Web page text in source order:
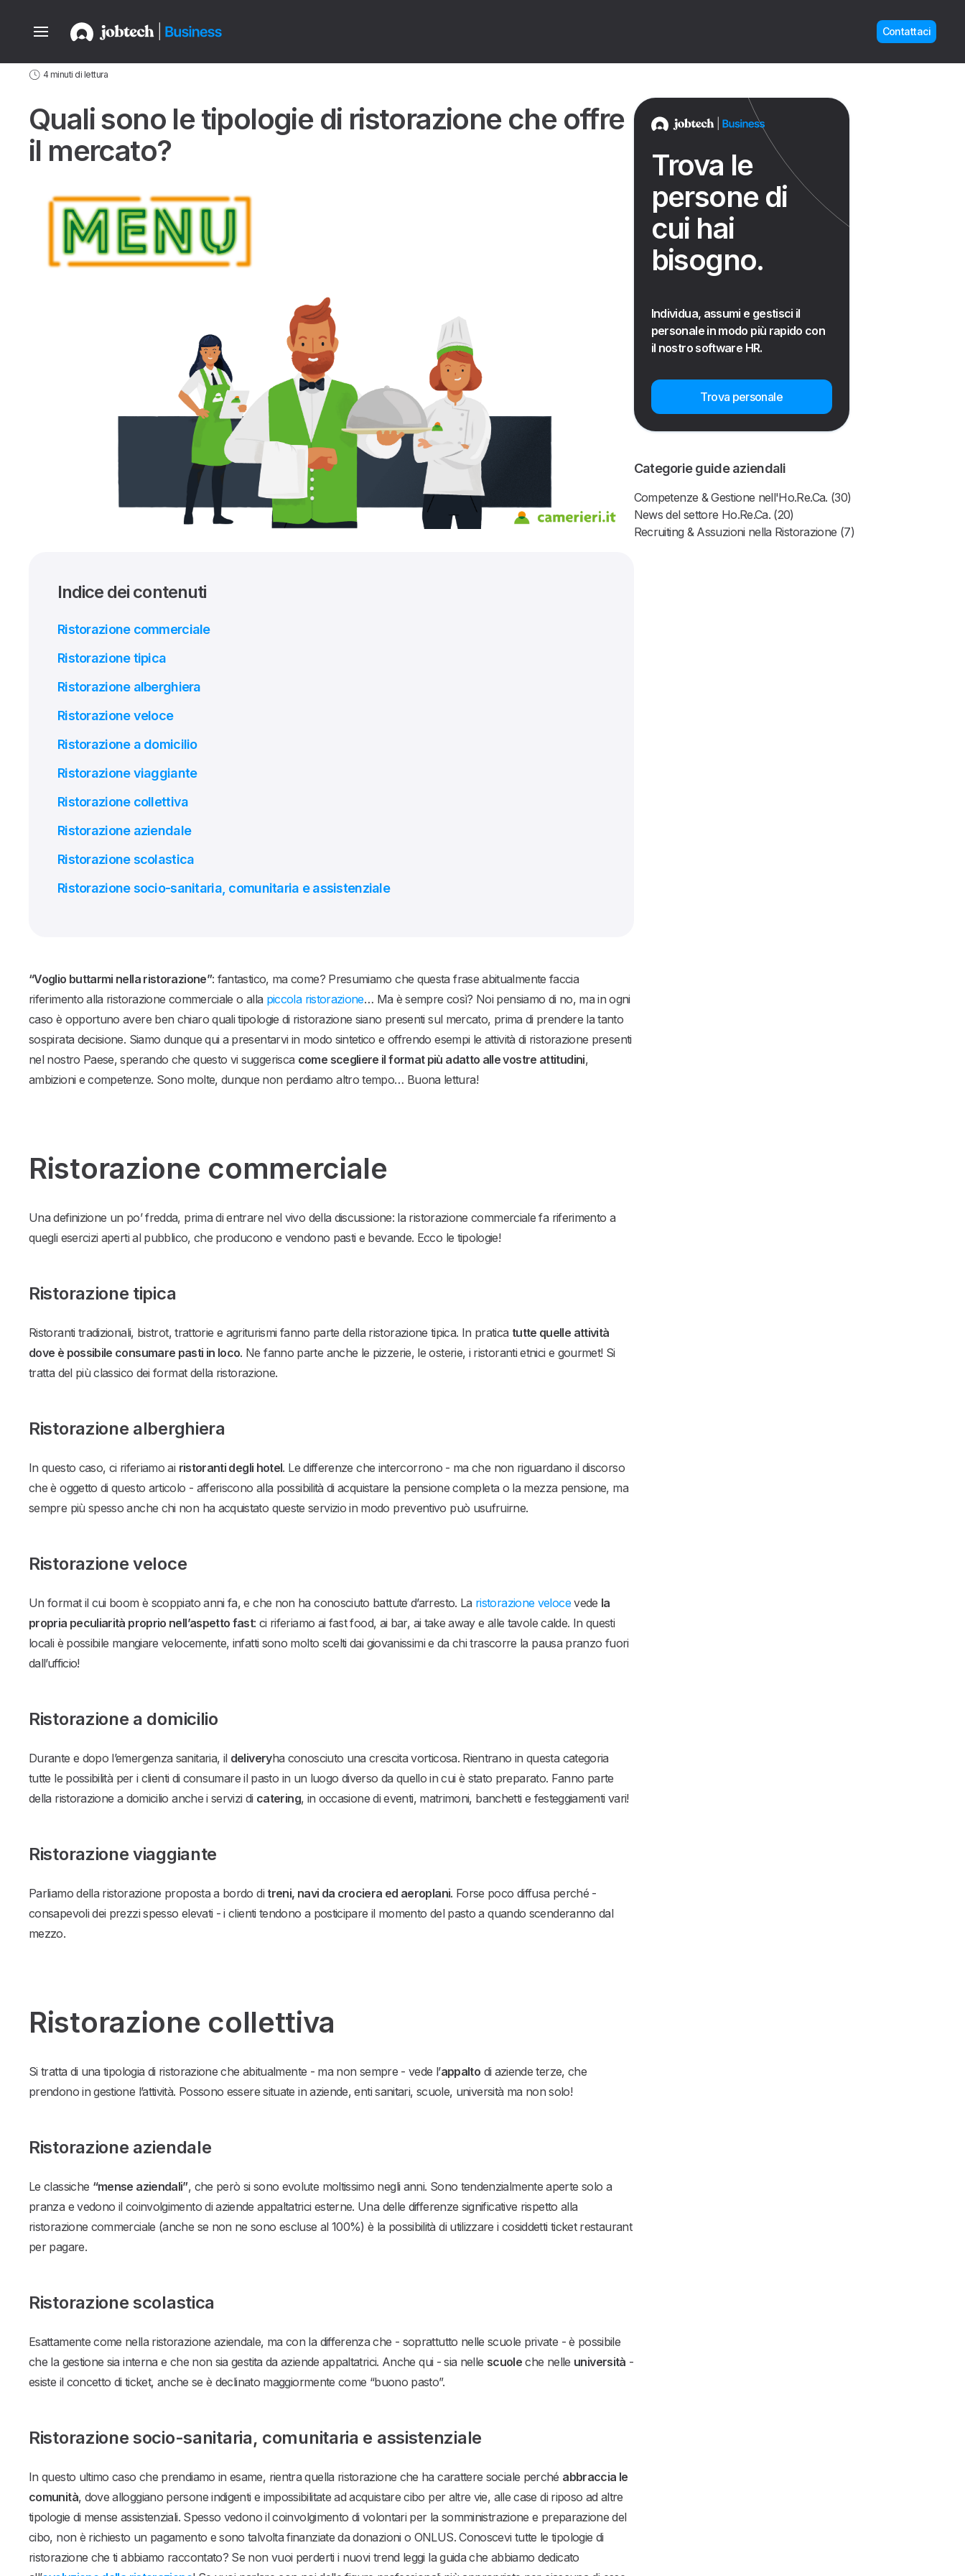
Contattaci
Home Aziende Guide News del settore Ho.Re.Ca.
4 minuti di lettura
Quali sono le tipologie di ristorazione che offre
il mercato?
Indice dei contenuti
Ristorazione commerciale
Ristorazione tipica
Ristorazione alberghiera
Ristorazione veloce
Ristorazione a domicilio
Ristorazione viaggiante
Ristorazione collettiva
Ristorazione aziendale
Ristorazione scolastica
Ristorazione socio-sanitaria, comunitaria e assistenziale
“Voglio buttarmi nella ristorazione”: fantastico, ma come? Presumiamo che questa frase abitualmente faccia
riferimento alla ristorazione commerciale o alla piccola ristorazione… Ma è sempre così? Noi pensiamo di no, ma in ogni
caso è opportuno avere ben chiaro quali tipologie di ristorazione siano presenti sul mercato, prima di prendere la tanto
sospirata decisione. Siamo dunque qui a presentarvi in modo sintetico e offrendo esempi le attività di ristorazione presenti
nel nostro Paese, sperando che questo vi suggerisca come scegliere il format più adatto alle vostre attitudini,
ambizioni e competenze. Sono molte, dunque non perdiamo altro tempo… Buona lettura!
Ristorazione commerciale
Una definizione un po’ fredda, prima di entrare nel vivo della discussione: la ristorazione commerciale fa riferimento a
quegli esercizi aperti al pubblico, che producono e vendono pasti e bevande. Ecco le tipologie!
Ristorazione tipica
Ristoranti tradizionali, bistrot, trattorie e agriturismi fanno parte della ristorazione tipica. In pratica tutte quelle attività
dove è possibile consumare pasti in loco. Ne fanno parte anche le pizzerie, le osterie, i ristoranti etnici e gourmet! Si
tratta del più classico dei format della ristorazione.
Ristorazione alberghiera
In questo caso, ci riferiamo ai ristoranti degli hotel. Le differenze che intercorrono - ma che non riguardano il discorso
che è oggetto di questo articolo - afferiscono alla possibilità di acquistare la pensione completa o la mezza pensione, ma
sempre più spesso anche chi non ha acquistato queste servizio in modo preventivo può usufruirne.
Ristorazione veloce
Un format il cui boom è scoppiato anni fa, e che non ha conosciuto battute d’arresto. La ristorazione velocevede la
propria peculiarità proprio nell’aspetto fast: ci riferiamo ai fast food, ai bar, ai take away e alle tavole calde. In questi
locali è possibile mangiare velocemente, infatti sono molto scelti dai giovanissimi e da chi trascorre la pausa pranzo fuori
dall’ufficio!
Ristorazione a domicilio
Durante e dopo l’emergenza sanitaria, il deliveryha conosciuto una crescita vorticosa. Rientrano in questa categoria
tutte le possibilità per i clienti di consumare il pasto in un luogo diverso da quello in cui è stato preparato. Fanno parte
della ristorazione a domicilio anche i servizi di catering, in occasione di eventi, matrimoni, banchetti e festeggiamenti vari!
Ristorazione viaggiante
Parliamo della ristorazione proposta a bordo di treni, navi da crociera ed aeroplani. Forse poco diffusa perché -
consapevoli dei prezzi spesso elevati - i clienti tendono a posticipare il momento del pasto a quando scenderanno dal
mezzo.
Ristorazione collettiva
Si tratta di una tipologia di ristorazione che abitualmente - ma non sempre - vede l’appalto di aziende terze, che
prendono in gestione l’attività. Possono essere situate in aziende, enti sanitari, scuole, università ma non solo!
Ristorazione aziendale
Le classiche “mense aziendali”, che però si sono evolute moltissimo negli anni. Sono tendenzialmente aperte solo a
pranza e vedono il coinvolgimento di aziende appaltatrici esterne. Una delle differenze significative rispetto alla
ristorazione commerciale (anche se non ne sono escluse al 100%) è la possibilità di utilizzare i cosiddetti ticket restaurant
per pagare.
Ristorazione scolastica
Esattamente come nella ristorazione aziendale, ma con la differenza che - soprattutto nelle scuole private - è possibile
che la gestione sia interna e che non sia gestita da aziende appaltatrici. Anche qui - sia nelle scuole che nelle università -
esiste il concetto di ticket, anche se è declinato maggiormente come “buono pasto”.
Ristorazione socio-sanitaria, comunitaria e assistenziale
In questo ultimo caso che prendiamo in esame, rientra quella ristorazione che ha carattere sociale perché abbraccia le
comunità, dove alloggiano persone indigenti e impossibilitate ad acquistare cibo per altre vie, alle case di riposo ad altre
tipologie di mense assistenziali. Spesso vedono il coinvolgimento di volontari per la somministrazione e preparazione del
cibo, non è richiesto un pagamento e sono talvolta finanziate da donazioni o ONLUS. Conoscevi tutte le tipologie di
ristorazione che ti abbiamo raccontato? Se non vuoi perderti i nuovi trend leggi la guida che abbiamo dedicato
Trova le
persone di
cui hai
bisogno.
Individua, assumi e gestisci il
personale in modo più rapido con
il nostro software HR.
Trova personale
Categorie guide aziendali
Competenze & Gestione nell'Ho.Re.Ca. (30)
News del settore Ho.Re.Ca. (20)
Recruiting & Assuzioni nella Ristorazione (7)